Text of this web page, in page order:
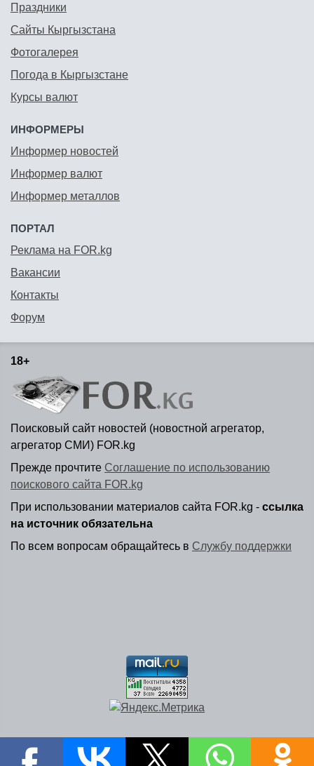
Праздники
Сайты Кыргызстана
Фотогалерея
Погода в Кыргызстане
Курсы валют
ИНФОРМЕРЫ
Информер новостей
Информер валют
Информер металлов
ПОРТАЛ
Реклама на FOR.kg
Вакансии
Контакты
Форум
18+
Поисковый сайт новостей (новостной агрегатор,
агрегатор СМИ) FOR.kg
Прежде прочтите Соглашение по использованию
поискового сайта FOR.kg
При использовании материалов сайта FOR.kg - ссылка
на источник обязательна
По всем вопросам обращайтесь в Службу поддержки